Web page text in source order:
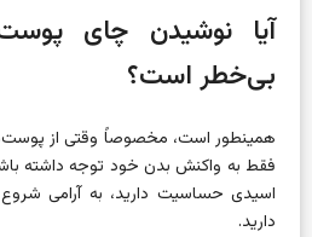
آیا نوشیدن چای
بی‌خطر است؟
همینطور است، مخصوصاً وقتی از
فقط به واکنش بدن خود توجه داشته
اسیدی حساسیت دارید، به آرامی
دارید.